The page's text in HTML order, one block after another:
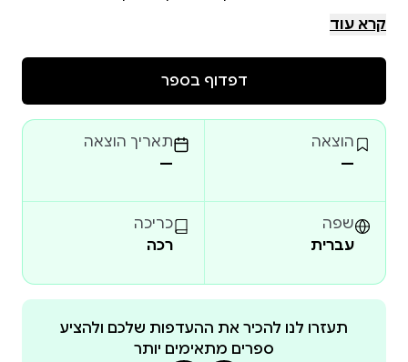
כעת הם עומדים לחצות את הירדן לתוך הארץ
חייל בצבאו של יהושע. אחרי המלחמות שבעבר הירדן
המזרחי, כעת הוא כבר לוחם מנוסה, והוא יודע שהאתגר
שעומד בפניו ובפני כל בני ישראל לא פשוט בכלל. הוא לא
תמיד יודע ומבין מה המטרה של כל מהלך צבאי, ויצטרך
משלוש נקודות המבט האלה - המנהיג שמתמודד עם
קרא עוד
דפדוף בספר
הוצאה
—
תאריך הוצאה
—
שפה
עברית
כריכה
רכה
תעזרו לנו להכיר את ההעדפות שלכם ולהציע
ספרים מתאימים יותר